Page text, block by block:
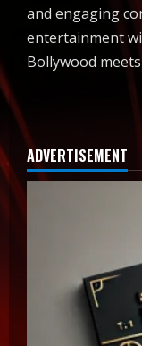
and engaging
entertainment
Bollywood
ADVERTISEMENT